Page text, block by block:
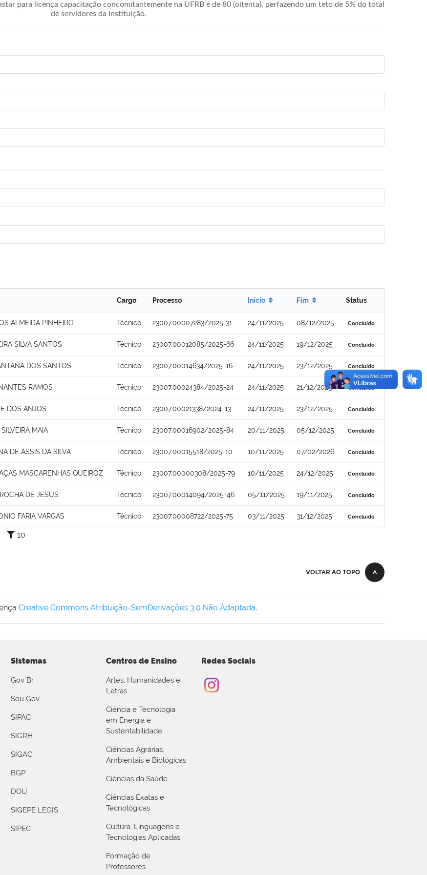
para licença capacitação concomitantemente na UFRB é de 80 (oitenta), perfazendo um teto de 5% do total
de servidores da Instituição.
Cargo Processo Início Fim Status
ALMEIDA PINHEIRO Técnico 23007.00007283/2025-31 24/11/2025 08/12/2025 Concluído
SILVA SANTOS Técnico 23007.00012085/2025-66 24/11/2025 19/12/2025 Concluído
DOS SANTOS Técnico 23007.00014634/2025-16 24/11/2025 23/12/2025 Concluído
RAMOS Técnico 23007.00024384/2025-24 24/11/2025 21/12/2025 Concluído
DOS ANJOS Técnico 23007.00021338/2024-13 24/11/2025 23/12/2025 Concluído
MAIA Técnico 23007.00016902/2025-84 20/11/2025 05/12/2025 Concluído
DE ASSIS DA SILVA Técnico 23007.00015518/2025-10 10/11/2025 07/02/2026 Concluído
MASCARENHAS QUEIROZ Técnico 23007.00000308/2025-79 10/11/2025 24/12/2025 Concluído
DE JESUS Técnico 23007.00014094/2025-46 05/11/2025 19/11/2025 Concluído
FARIA VARGAS Técnico 23007.00008722/2025-75 03/11/2025 31/12/2025 Concluído
10
VOLTAR AO TOPO
Creative Commons Atribuição-SemDerivações 3.0 Não Adaptada.
Sistemas
Gov Br
Sou Gov
SIPAC
SIGRH
SIGAC
BGP
DOU
SIGEPE LEGIS
SIPEC
Centros de Ensino
Artes, Humanidades e
Letras
Ciência e Tecnologia
em Energia e
Sustentabilidade
Ciências Agrárias,
Ambientais e Biológicas
Ciências da Saúde
Ciências Exatas e
Tecnológicas
Cultura, Linguagens e
Tecnologias Aplicadas
Formação de
Professores
Redes Sociais